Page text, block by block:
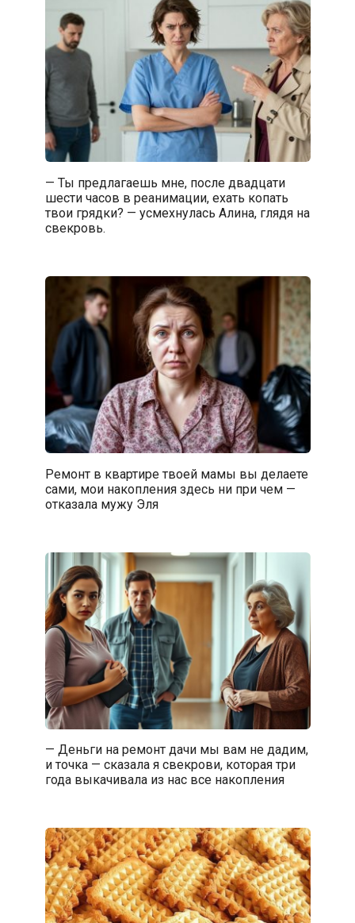
— Ты предлагаешь мне, после двадцати
шести часов в реанимации, ехать копать
твои грядки? — усмехнулась Алина, глядя на
свекровь.
Ремонт в квартире твоей мамы вы делаете
сами, мои накопления здесь ни при чем —
отказала мужу Эля
— Деньги на ремонт дачи мы вам не дадим,
и точка — сказала я свекрови, которая три
года выкачивала из нас все накопления